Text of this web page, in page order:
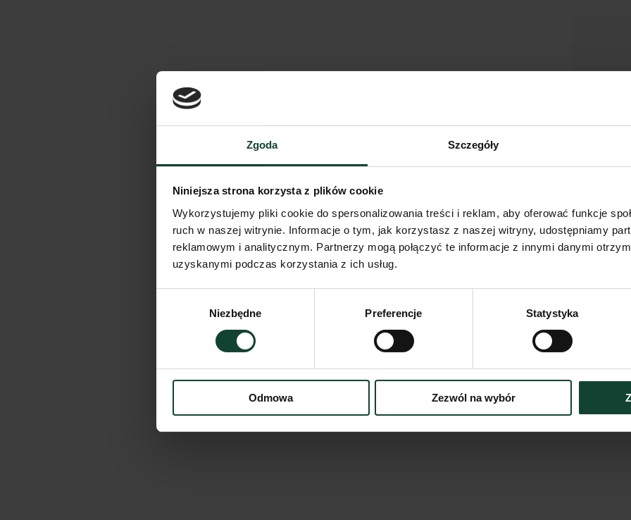
Zgoda Szczegóły
Niniejsza strona korzysta z plików cookie
Wykorzystujemy pliki cookie do spersonalizowania treści i reklam, aby oferować funkcje
ruch w naszej witrynie. Informacje o tym, jak korzystasz z naszej witryny, udostępniamy
reklamowym i analitycznym. Partnerzy mogą połączyć te informacje z innymi danymi
uzyskanymi podczas korzystania z ich usług.
Niezbędne Preferencje Statystyka
Odmowa Zezwól na wybór
w hali